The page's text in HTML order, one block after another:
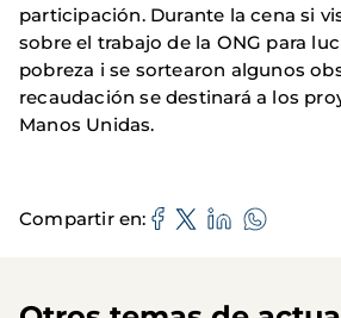
participación. Durante la cena si
sobre el trabajo de la ONG para
pobreza i se sortearon algunos
recaudación se destinará a los
Manos Unidas.
Compartir en